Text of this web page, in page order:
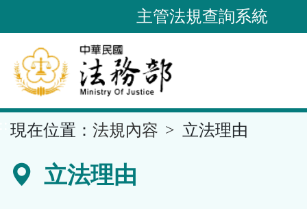
到
要
內
容
區
主管法規查詢系統
現在位置： 法規內容 立法理由
立法理由